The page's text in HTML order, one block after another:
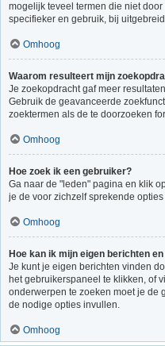
mogelijk teveel termen die niet
specifieker en gebruik, bij
Omhoog
Waarom resulteert mijn
Je zoekopdracht gaf meer
Gebruik de geavanceerde
zoektermen als de te doorzoeken
Omhoog
Hoe zoek ik een gebruiker?
Ga naar de "leden" pagina en klik
je de voor zichzelf sprekende opties
Omhoog
Hoe kan ik mijn eigen berichten
Je kunt je eigen berichten vinden
het gebruikerspaneel te klikken, of
onderwerpen te zoeken moet je de
de nodige opties invullen.
Omhoog